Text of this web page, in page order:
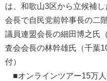
は、和歌山3区から立候補し
会長で自民党前幹事長の二
議員連盟会長の細田博之氏
査会会長の林幹雄氏（千葉
付）
■オンラインツアー15万